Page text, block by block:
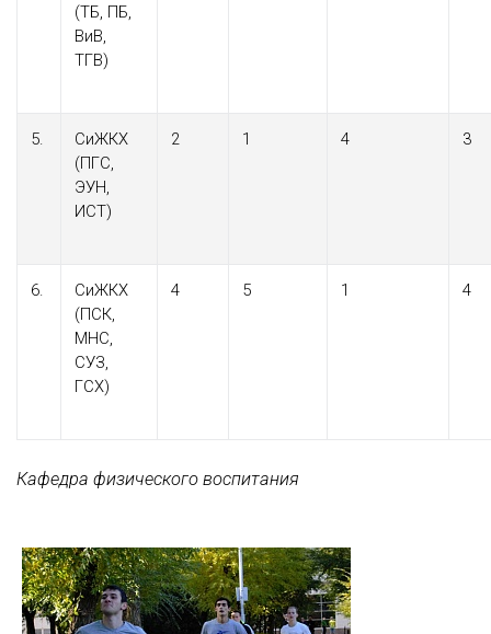
(ТБ, ПБ,
ВиВ,
ТГВ)
5.
СиЖКХ
(ПГС,
ЭУН,
ИСТ)
2 1 4 3
6.
СиЖКХ
(ПСК,
МНС,
СУЗ,
ГСХ)
4 5 1 4
Кафедра физического воспитания